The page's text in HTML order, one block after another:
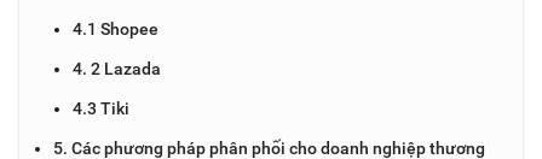
4.1 Shopee
4. 2 Lazada
4.3 Tiki
5. Các phương pháp phân phối cho doanh nghiệp thương